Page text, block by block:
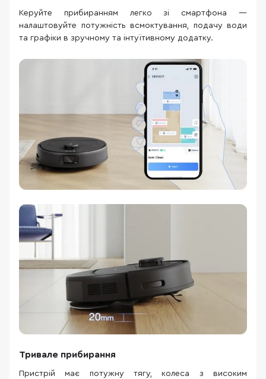
Керуйте прибиранням легко зі смартфона —
налаштовуйте потужність всмоктування, подачу води
та графіки в зручному та інтуїтивному додатку.
Тривале прибирання
Пристрій має потужну тягу, колеса з високим